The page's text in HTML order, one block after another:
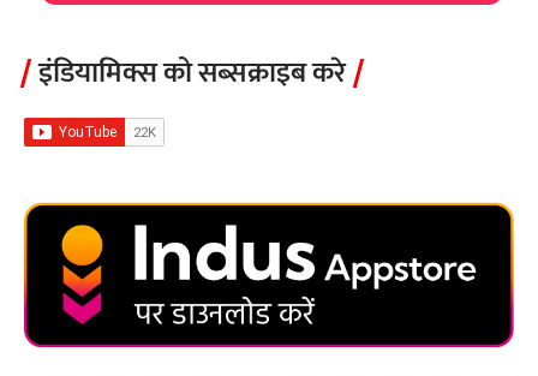
इंडियामिक्स को सब्सक्राइब करे